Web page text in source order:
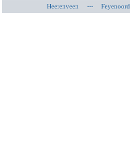
Heerenveen
--- Feyenoord